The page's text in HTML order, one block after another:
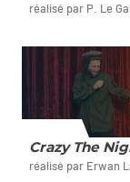
réalisé par P. Le
Crazy The
réalisé par Erwan